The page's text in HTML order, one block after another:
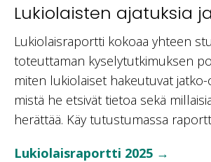
Lukiolaisten ajatuksia
Lukiolaisraportti kokoaa yhteen
toteuttaman kyselytutkimuksen
miten lukiolaiset hakeutuvat
mistä he etsivät tietoa sekä
herättää. Käy tutustumassa
Lukiolaisraportti 2025 →